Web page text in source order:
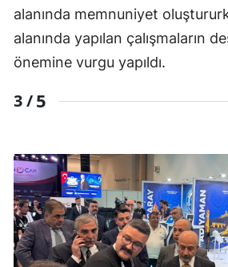
alanında memnuniyet
alanında yapılan çalışmaların
önemine vurgu yapıldı.
3 /5